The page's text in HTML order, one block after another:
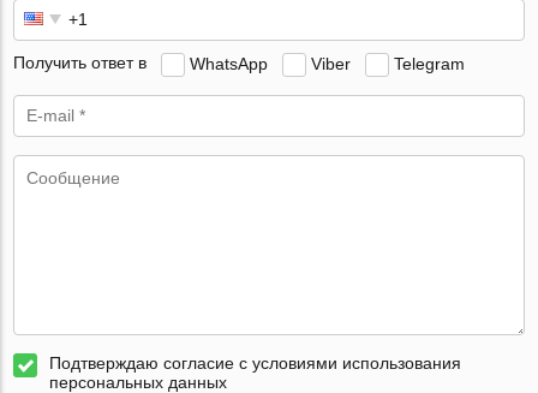
Получить ответ в WhatsApp Viber Telegram
Подтверждаю согласие с условиями использования
персональных данных